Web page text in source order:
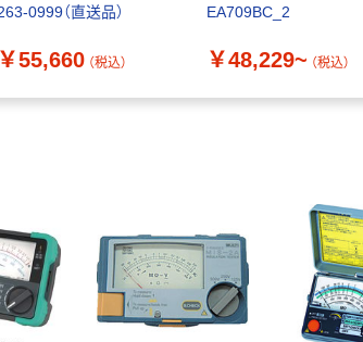
0999（直送品）
￥55,660 （税込）
EA709BC_2
￥48,229~ （税込）